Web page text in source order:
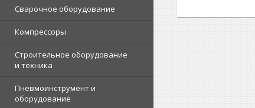
Сварочное оборудование
Компрессоры
Строительное оборудование
и техника
Пневмоинструмент и
оборудование